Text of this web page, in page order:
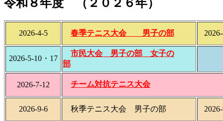
令和８年度 （２０２６年）
2026-4-5 春季テニス大会 男子の部
2026-5-10・17
市民大会 男子の部
女子の
部
2026-7-12 チーム対抗テニス大会
2026-9-6 秋季テニス大会 男子の部